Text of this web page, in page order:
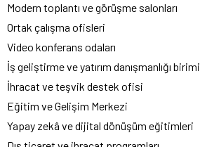
Modern toplantı ve görüşme salonları
Ortak çalışma ofisleri
Video konferans odaları
İş geliştirme ve yatırım danışmanlığı birimi
İhracat ve teşvik destek ofisi
Eğitim ve Gelişim Merkezi
Yapay zekâ ve dijital dönüşüm eğitimleri